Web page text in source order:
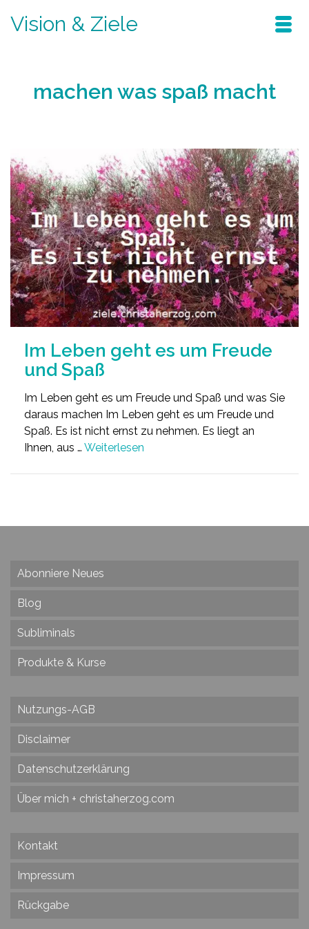
Vision & Ziele
machen was spaß macht
Im Leben geht es um Freude
und Spaß
Im Leben geht es um Freude und Spaß und was Sie
daraus machen Im Leben geht es um Freude und
Spaß. Es ist nicht ernst zu nehmen. Es liegt an
Ihnen, aus … Weiterlesen
Abonniere Neues
Blog
Subliminals
Produkte & Kurse
Nutzungs-AGB
Disclaimer
Datenschutzerklärung
Über mich + christaherzog.com
Kontakt
Impressum
Rückgabe